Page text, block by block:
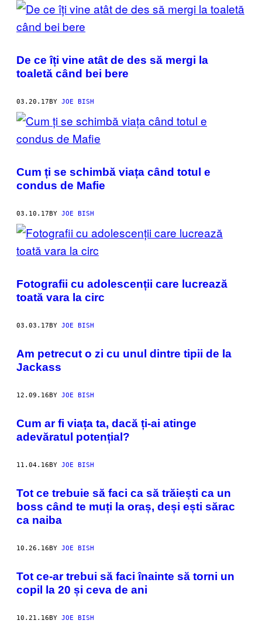
De ce îți vine atât de des să mergi la
toaletă când bei bere
03.20.17BY JOE BISH
Cum ți se schimbă viața când totul e
condus de Mafie
03.10.17BY JOE BISH
Fotografii cu adolescenții care lucrează
toată vara la circ
03.03.17BY JOE BISH
Am petrecut o zi cu unul dintre tipii de la
Jackass
12.09.16BY JOE BISH
Cum ar fi viața ta, dacă ți-ai atinge
adevăratul potențial?
11.04.16BY JOE BISH
Tot ce trebuie să faci ca să trăiești ca un
boss când te muți la oraș, deși ești sărac
ca naiba
10.26.16BY JOE BISH
Tot ce-ar trebui să faci înainte să torni un
copil la 20 și ceva de ani
10.21.16BY JOE BISH